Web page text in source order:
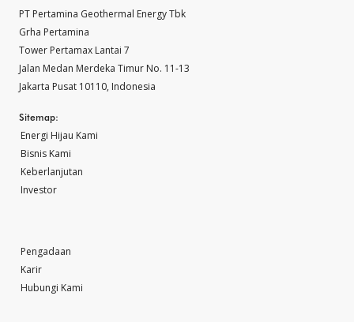
PT Pertamina Geothermal Energy Tbk
Grha Pertamina
Tower Pertamax Lantai 7
Jalan Medan Merdeka Timur No. 11-13
Jakarta Pusat 10110, Indonesia
Sitemap:
Energi Hijau Kami
Bisnis Kami
Keberlanjutan
Investor
Pengadaan
Karir
Hubungi Kami